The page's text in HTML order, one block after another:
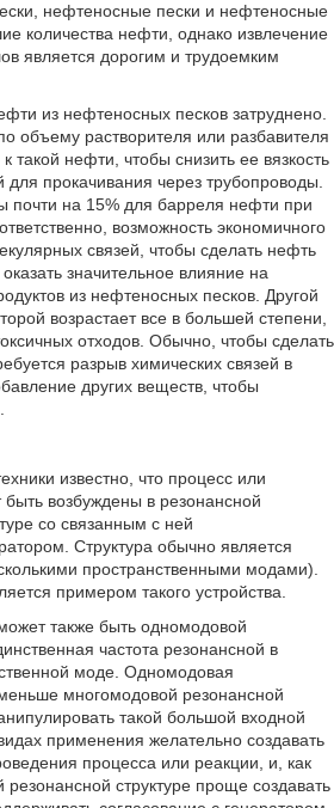
нефтеносные пески и нефтеносные
количества нефти, однако извлечение
является дорогим и трудоемким
из нефтеносных песков затруднено.
объему растворителя или разбавителя
такой нефти, чтобы снизить ее вязкость
для прокачивания через трубопроводы.
почти на 15% для барреля нефти при
возможность экономичного
связей, чтобы сделать нефть
значительное влияние на
из нефтеносных песков. Другой
возрастает все в большей степени,
отходов. Обычно, чтобы сделать
разрыв химических связей в
других веществ, чтобы
известно, что процесс или
возбуждены в резонансной
со связанным с ней
Структура обычно является
пространственными модами).
примером такого устройства.
также быть одномодовой
частота резонансной в
моде. Одномодовая
многомодовой резонансной
такой большой входной
применения желательно создавать
процесса или реакции, и, как
структуре проще создавать